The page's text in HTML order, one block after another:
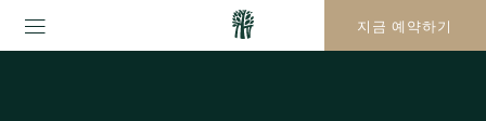
지금 예약하기